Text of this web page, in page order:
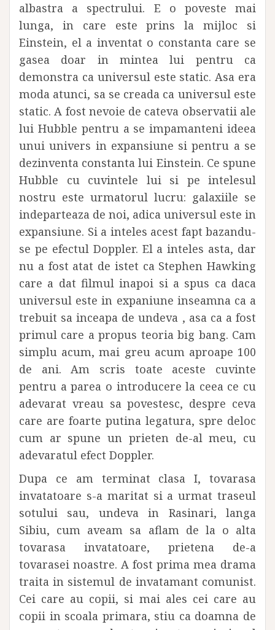
albastra a spectrului. E o poveste mai
lunga, in care este prins la mijloc si
Einstein, el a inventat o constanta care se
gasea doar in mintea lui pentru ca
demonstra ca universul este static. Asa era
moda atunci, sa se creada ca universul este
static. A fost nevoie de cateva observatii ale
lui Hubble pentru a se impamanteni ideea
unui univers in expansiune si pentru a se
dezinventa constanta lui Einstein. Ce spune
Hubble cu cuvintele lui si pe intelesul
nostru este urmatorul lucru: galaxiile se
indeparteaza de noi, adica universul este in
expansiune. Si a inteles acest fapt bazandu-
se pe efectul Doppler. El a inteles asta, dar
nu a fost atat de istet ca Stephen Hawking
care a dat filmul inapoi si a spus ca daca
universul este in expaniune inseamna ca a
trebuit sa inceapa de undeva , asa ca a fost
primul care a propus teoria big bang. Cam
simplu acum, mai greu acum aproape 100
de ani. Am scris toate aceste cuvinte
pentru a parea o introducere la ceea ce cu
adevarat vreau sa povestesc, despre ceva
care are foarte putina legatura, spre deloc
cum ar spune un prieten de-al meu, cu
adevaratul efect Doppler.
Dupa ce am terminat clasa I, tovarasa
invatatoare s-a maritat si a urmat traseul
sotului sau, undeva in Rasinari, langa
Sibiu, cum aveam sa aflam de la o alta
tovarasa invatatoare, prietena de-a
tovarasei noastre. A fost prima mea drama
traita in sistemul de invatamant comunist.
Cei care au copii, si mai ales cei care au
copii in scoala primara, stiu ca doamna de